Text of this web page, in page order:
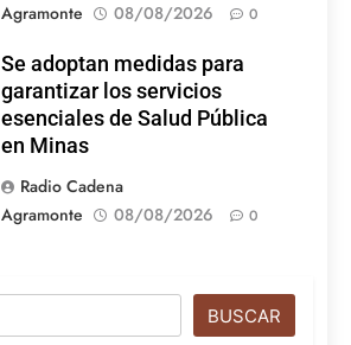
Agramonte
08/08/2026 0
Se adoptan medidas para
garantizar los servicios
esenciales de Salud Pública
en Minas
Radio Cadena
Agramonte
08/08/2026 0
BUSCAR